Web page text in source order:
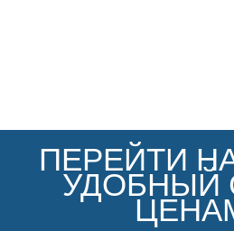
ПЕРЕЙТИ
УДОБНЫЙ